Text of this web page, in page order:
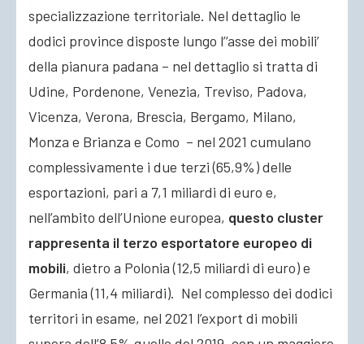
specializzazione territoriale. Nel dettaglio le
dodici province disposte lungo l’‘asse dei mobili’
della pianura padana – nel dettaglio si tratta di
Udine, Pordenone, Venezia, Treviso, Padova,
Vicenza, Verona, Brescia, Bergamo, Milano,
Monza e Brianza e Como – nel 2021 cumulano
complessivamente i due terzi (65,9%) delle
esportazioni, pari a 7,1 miliardi di euro e,
nell’ambito dell’Unione europea, questo cluster
rappresenta il terzo esportatore europeo di
mobili, dietro a Polonia (12,5 miliardi di euro) e
Germania (11,4 miliardi). Nel complesso dei dodici
territori in esame, nel 2021 l’export di mobili